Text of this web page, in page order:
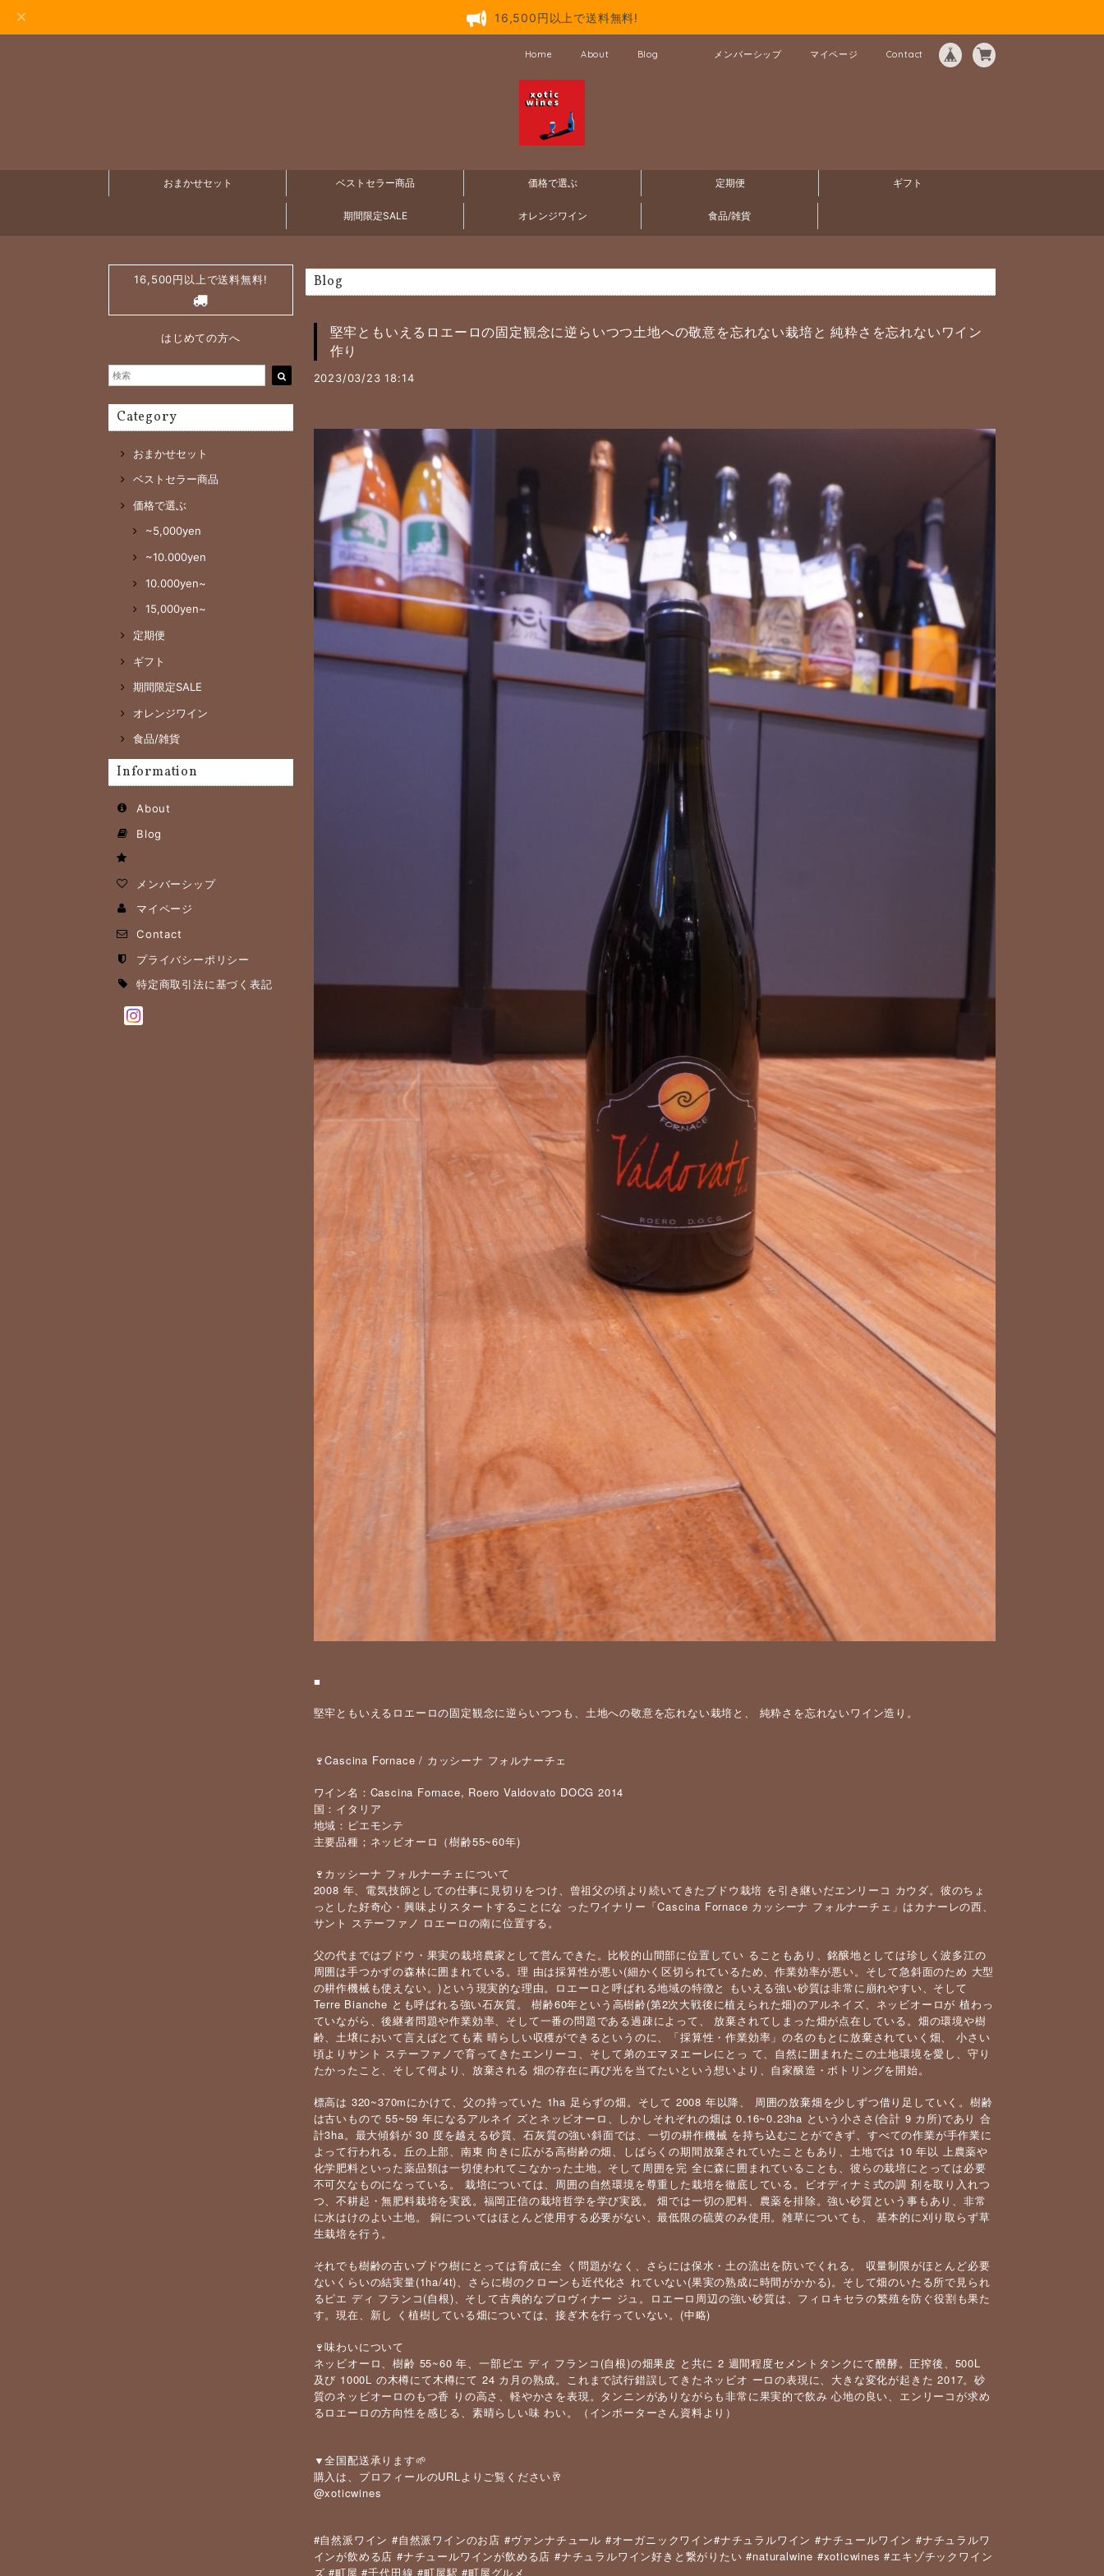
16,500円以上で送料無料!
Home About Blog メンバーシップ マイページ Contact
おまかせセット ベストセラー商品 価格で選ぶ 定期便 ギフト
期間限定SALE オレンジワイン 食品/雑貨
16,500円以上で送料無料!
はじめての方へ
Category
おまかせセット
ベストセラー商品
価格で選ぶ
~5,000yen
~10.000yen
10.000yen~
15,000yen~
定期便
ギフト
期間限定SALE
オレンジワイン
食品/雑貨
Information
About
Blog
メンバーシップ
マイページ
Contact
プライバシーポリシー
特定商取引法に基づく表記
Blog
堅牢ともいえるロエーロの固定観念に逆らいつつ土地への敬意を忘れない栽培と 純粋さを忘れないワイン
作り
2023/03/23 18:14
■
堅牢ともいえるロエーロの固定観念に逆らいつつも、土地への敬意を忘れない栽培と、 純粋さを忘れないワイン造り。
🍷Cascina Fornace / カッシーナ フォルナーチェ
ワイン名：Cascina Fornace, Roero Valdovato DOCG 2014
国：イタリア
地域：ピエモンテ
主要品種；ネッビオーロ（樹齢55~60年)
🍷カッシーナ フォルナーチェについて
2008 年、電気技師としての仕事に見切りをつけ、曾祖父の頃より続いてきたブドウ栽培 を引き継いだエンリーコ カウダ。彼のちょ
っとした好奇心・興味よりスタートすることにな ったワイナリー「Cascina Fornace カッシーナ フォルナーチェ」はカナーレの西、
サント ステーファノ ロエーロの南に位置する。
父の代まではブドウ・果実の栽培農家として営んできた。比較的山間部に位置してい ることもあり、銘醸地としては珍しく波多江の
周囲は手つかずの森林に囲まれている。理 由は採算性が悪い(細かく区切られているため、作業効率が悪い。そして急斜面のため 大型
の耕作機械も使えない。)という現実的な理由。ロエーロと呼ばれる地域の特徴と もいえる強い砂質は非常に崩れやすい、そして
Terre Bianche とも呼ばれる強い石灰質。 樹齢60年という高樹齢(第2次大戦後に植えられた畑)のアルネイズ、ネッビオーロが 植わっ
ていながら、後継者問題や作業効率、そして一番の問題である過疎によって、 放棄されてしまった畑が点在している。畑の環境や樹
齢、土壌において言えばとても素 晴らしい収穫ができるというのに、「採算性・作業効率」の名のもとに放棄されていく畑、 小さい
頃よりサント ステーファノで育ってきたエンリーコ、そして弟のエマヌエーレにとっ て、自然に囲まれたこの土地環境を愛し、守り
たかったこと、そして何より、放棄される 畑の存在に再び光を当てたいという想いより、自家醸造・ボトリングを開始。
標高は 320~370mにかけて、父の持っていた 1ha 足らずの畑。そして 2008 年以降、 周囲の放棄畑を少しずつ借り足していく。樹齢
は古いもので 55~59 年になるアルネイ ズとネッビオーロ、しかしそれぞれの畑は 0.16~0.23ha という小ささ(合計 9 カ所)であり 合
計3ha。最大傾斜が 30 度を越える砂質、石灰質の強い斜面では、一切の耕作機械 を持ち込むことができず、すべての作業が手作業に
よって行われる。丘の上部、南東 向きに広がる高樹齢の畑、しばらくの期間放棄されていたこともあり、土地では 10 年以 上農薬や
化学肥料といった薬品類は一切使われてこなかった土地。そして周囲を完 全に森に囲まれていることも、彼らの栽培にとっては必要
不可欠なものになっている。 栽培については、周囲の自然環境を尊重した栽培を徹底している。ビオディナミ式の調 剤を取り入れつ
つ、不耕起・無肥料栽培を実践。福岡正信の栽培哲学を学び実践。 畑では一切の肥料、農薬を排除。強い砂質という事もあり、非常
に水はけのよい土地。 銅についてはほとんど使用する必要がない、最低限の硫黄のみ使用。雑草についても、 基本的に刈り取らず草
生栽培を行う。
それでも樹齢の古いブドウ樹にとっては育成に全 く問題がなく、さらには保水・土の流出を防いでくれる。 収量制限がほとんど必要
ないくらいの結実量(1ha/4t)、さらに樹のクローンも近代化さ れていない(果実の熟成に時間がかかる)。そして畑のいたる所で見られ
るピエ ディ フランコ(自根)、そして古典的なプロヴィナー ジュ。ロエーロ周辺の強い砂質は、フィロキセラの繁殖を防ぐ役割も果た
す。現在、新し く植樹している畑については、接ぎ木を行っていない。(中略)
🍷味わいについて
ネッビオーロ、樹齢 55~60 年、一部ピエ ディ フランコ(自根)の畑果皮 と共に 2 週間程度セメントタンクにて醗酵。圧搾後、500L
及び 1000L の木樽にて木樽にて 24 カ月の熟成。これまで試行錯誤してきたネッビオ ーロの表現に、大きな変化が起きた 2017。砂
質のネッビオーロのもつ香 りの高さ、軽やかさを表現。タンニンがありながらも非常に果実的で飲み 心地の良い、エンリーコが求め
るロエーロの方向性を感じる、素晴らしい味 わい。（インポーターさん資料より）
▼全国配送承ります🌱
購入は、プロフィールのURLよりご覧ください🥂
@xoticwines
#自然派ワイン #自然派ワインのお店 #ヴァンナチュール #オーガニックワイン#ナチュラルワイン #ナチュールワイン #ナチュラルワ
インが飲める店 #ナチュールワインが飲める店 #ナチュラルワイン好きと繋がりたい #naturalwine #xoticwines #エキゾチックワイン
ズ #町屋 #千代田線 #町屋駅 #町屋グルメ